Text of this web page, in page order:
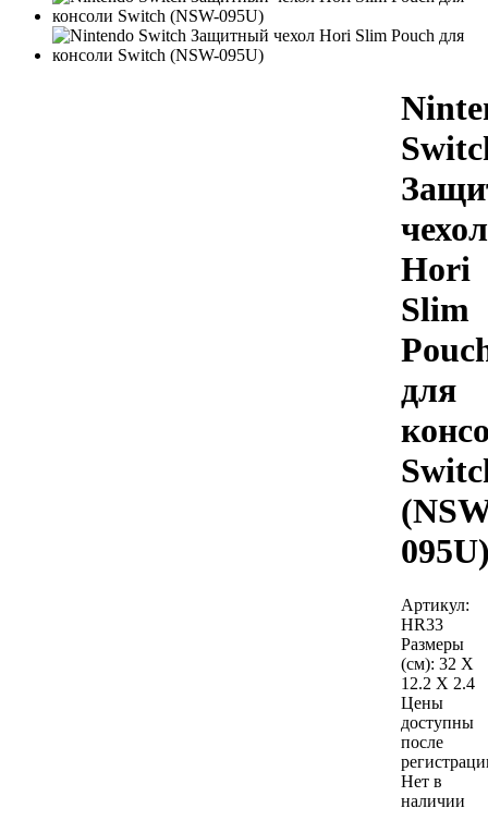
чехол
Hori
Slim
для
Артикул:
HR33
Размеры
(см): 32 X
12.2 X 2.4
Цены
доступны
после
Нет в
наличии